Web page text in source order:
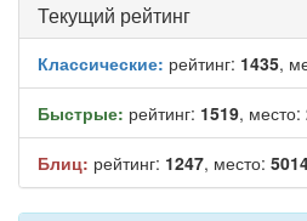
Текущий рейтинг
Классические: рейтинг: 1435,
Быстрые: рейтинг: 1519, место:
Блиц: рейтинг: 1247, место: